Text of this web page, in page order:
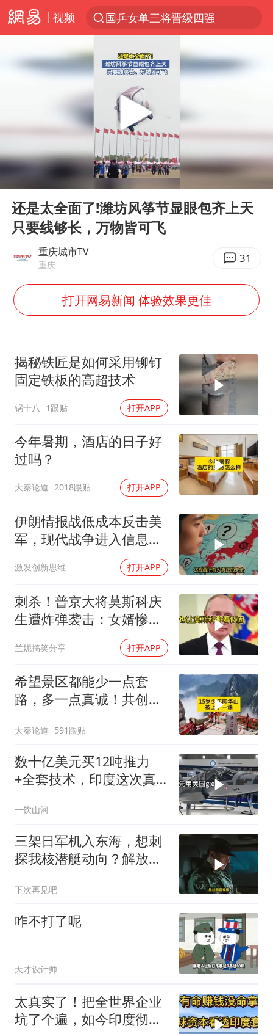
视频
国乒女单三将晋级四强
马克·艾伦退出斯诺克中国公开赛
WTT瑞典大满贯女单签表出炉
情侣平潭拍日出坠崖1死1伤
36岁男演员成景区NPC后人气爆棚
全民健身事业高质量发展
《欢迎来龙餐馆》口碑
茅台部分直营店飞天茅台提价
酒店回应车内过夜被收150元
黄金牛市回来了吗
杭州全市有序停课
乐享全民健身 共筑健康中国
Play
00:20
还是太全面了!潍坊风筝节显眼包齐上天
只要线够长，万物皆可飞
重庆城市TV
重庆 31
打开网易新闻 体验效果更佳
揭秘铁匠是如何采用铆钉
固定铁板的高超技术
锅十八 1跟贴 打开APP
今年暑期，酒店的日子好
过吗？
大秦论道 2018跟贴 打开APP
伊朗情报战低成本反击美
军，现代战争进入信息战
激发创新思维 打开APP
刺杀！普京大将莫斯科庆
生遭炸弹袭击：女婿惨
兰妮搞笑分享 打开APP
希望景区都能少一点套
路，多一点真诚！共创良
大秦论道 591跟贴
数十亿美元买12吨推力
+全套技术，印度这次真
一饮山河
三架日军机入东海，想刺
探我核潜艇动向？解放军
下次再见吧
咋不打了呢
天才设计师
太真实了！把全世界企业
坑了个遍，如今印度彻底